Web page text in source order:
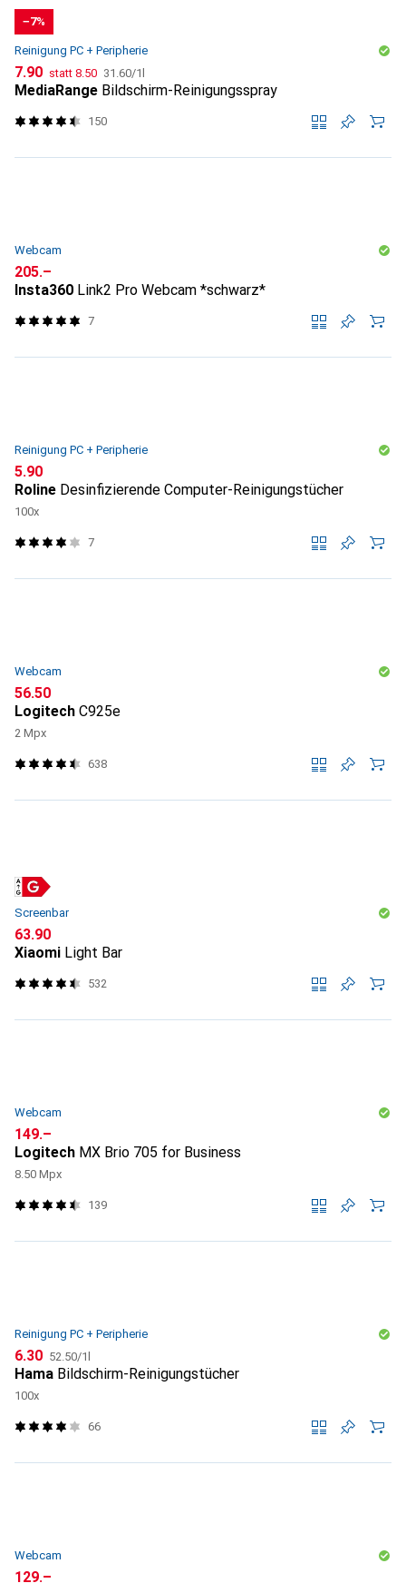
−7%
Reinigung PC + Peripherie
CHF
7.90 statt CHF
8.50 CHF
31.60/1l
MediaRange Bildschirm-Reinigungsspray
150
Webcam
CHF
205.–
Insta360 Link2 Pro Webcam *schwarz*
7
Reinigung PC + Peripherie
CHF
5.90
Roline Desinfizierende Computer-Reinigungstücher
100x
7
Webcam
CHF
56.50
Logitech C925e
2 Mpx
638
Screenbar
CHF
63.90
Xiaomi Light Bar
532
Webcam
CHF
149.–
Logitech MX Brio 705 for Business
8.50 Mpx
139
Reinigung PC + Peripherie
CHF
6.30 CHF
52.50/1l
Hama Bildschirm-Reinigungstücher
100x
66
Webcam
CHF
129.–